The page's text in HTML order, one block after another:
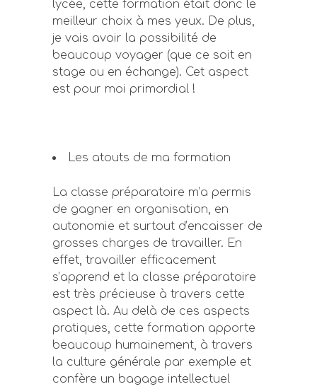
lycée, cette formation était donc le
meilleur choix à mes yeux. De plus,
je vais avoir la possibilité de
beaucoup voyager (que ce soit en
stage ou en échange). Cet aspect
est pour moi primordial !
Les atouts de ma formation
La classe préparatoire m’a permis
de gagner en organisation, en
autonomie et surtout d’encaisser de
grosses charges de travailler. En
effet, travailler efficacement
s’apprend et la classe préparatoire
est très précieuse à travers cette
aspect là. Au delà de ces aspects
pratiques, cette formation apporte
beaucoup humainement, à travers
la culture générale par exemple et
confère un bagage intellectuel